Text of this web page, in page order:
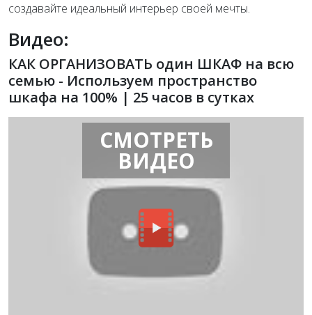
создавайте идеальный интерьер своей мечты.
Видео:
КАК ОРГАНИЗОВАТЬ один ШКАФ на всю
семью - Используем пространство
шкафа на 100% | 25 часов в сутках
СМОТРЕТЬ
ВИДЕО